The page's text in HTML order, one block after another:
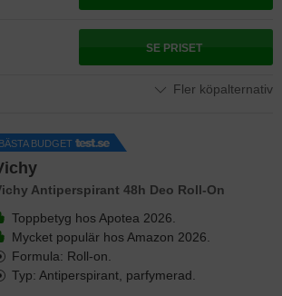
SE PRISET
Fler köpalternativ
BÄSTA BUDGET
Antiperspirant 48h Deo Roll-On
Toppbetyg hos Apotea 2026.
Mycket populär hos Amazon 2026.
Formula: Roll-on.
Typ: Antiperspirant, parfymerad.